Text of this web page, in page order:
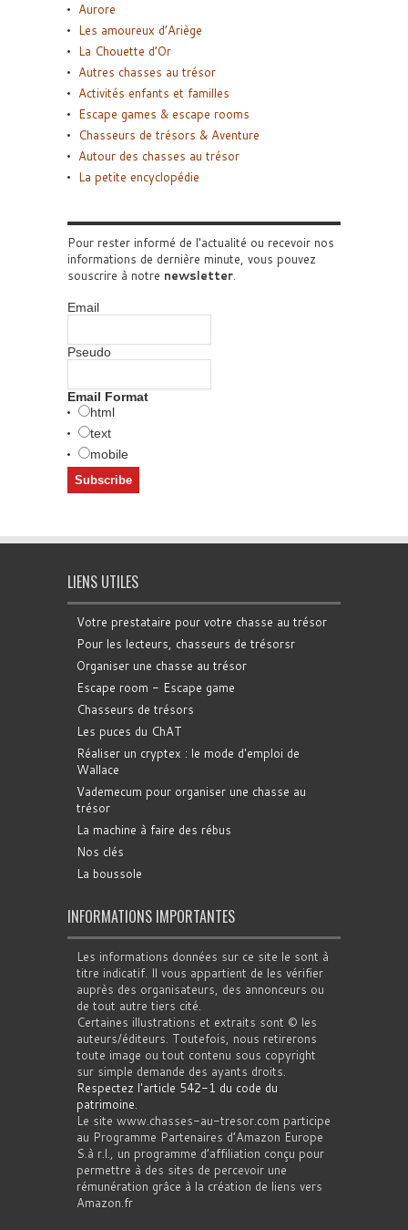
Aurore
Les amoureux d’Ariège
La Chouette d’Or
Autres chasses au trésor
Activités enfants et familles
Escape games & escape rooms
Chasseurs de trésors & Aventure
Autour des chasses au trésor
La petite encyclopédie
Pour rester informé de l'actualité ou recevoir nos
informations de dernière minute, vous pouvez
souscrire à notre newsletter.
Email
Pseudo
Email Format
html
text
mobile
LIENS UTILES
Votre prestataire pour votre chasse au trésor
Pour les lecteurs, chasseurs de trésorsr
Organiser une chasse au trésor
Escape room - Escape game
Chasseurs de trésors
Les puces du ChAT
Réaliser un cryptex : le mode d'emploi de
Wallace
Vademecum pour organiser une chasse au
trésor
La machine à faire des rébus
Nos clés
La boussole
INFORMATIONS IMPORTANTES
Les informations données sur ce site le sont à
titre indicatif. Il vous appartient de les vérifier
auprès des organisateurs, des annonceurs ou
de tout autre tiers cité.
Certaines illustrations et extraits sont © les
auteurs/éditeurs. Toutefois, nous retirerons
toute image ou tout contenu sous copyright
sur simple demande des ayants droits.
Respectez l'article 542-1 du code du
patrimoine.
Le site www.chasses-au-tresor.com participe
au Programme Partenaires d’Amazon Europe
S.à r.l., un programme d’affiliation conçu pour
permettre à des sites de percevoir une
rémunération grâce à la création de liens vers
Amazon.fr